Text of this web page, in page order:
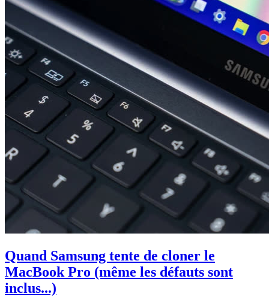
Quand Samsung tente de cloner le
MacBook Pro (même les défauts sont
inclus...)